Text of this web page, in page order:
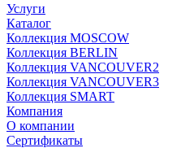
Услуги
Каталог
Коллекция MOSCOW
Коллекция BERLIN
Коллекция VANCOUVER2
Коллекция VANCOUVER3
Коллекция SMART
Компания
О компании
Сертификаты